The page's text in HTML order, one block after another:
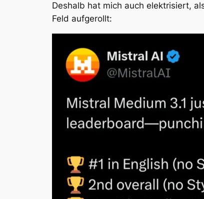
Deshalb hat mich auch elektrisiert,
Feld aufgerollt: